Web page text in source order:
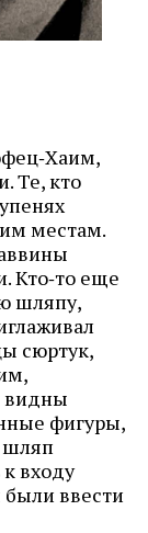
Те, кто
местам.
Кто‑то еще
шляпу,
сюртук,
видны
фигуры,
шляп
входу
ввести